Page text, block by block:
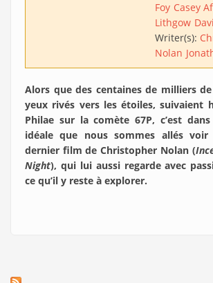
Foy Casey
Lithgow
Writer(s):
Nolan
Alors que des centaines de milliers
yeux rivés vers les étoiles, suivaient
Philae sur la comète 67P, c’est
idéale que nous sommes allés voir
dernier film de Christopher Nolan (
Night), qui lui aussi regarde avec
ce qu’il y reste à explorer.